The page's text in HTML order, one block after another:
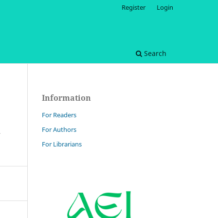
Search
Register Login
Information
For Readers
For Authors
For Librarians